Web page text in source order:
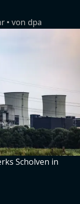
von dpa
Scholven in